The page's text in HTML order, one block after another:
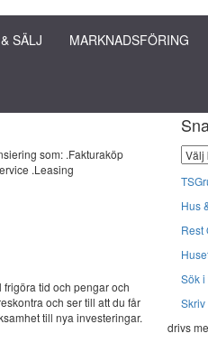
SÄLJ MARKNADSFÖRING
som: .Fakturaköp
.Leasing
tid och pengar och
och ser till att du får
till nya investeringar.
Hus
Rest
Sök
Skriv
drivs